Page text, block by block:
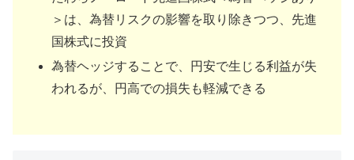
＞は、為替リスクの影響を取り除きつつ、先進
国株式に投資
為替ヘッジすることで、円安で生じる利益が失
われるが、円高での損失も軽減できる